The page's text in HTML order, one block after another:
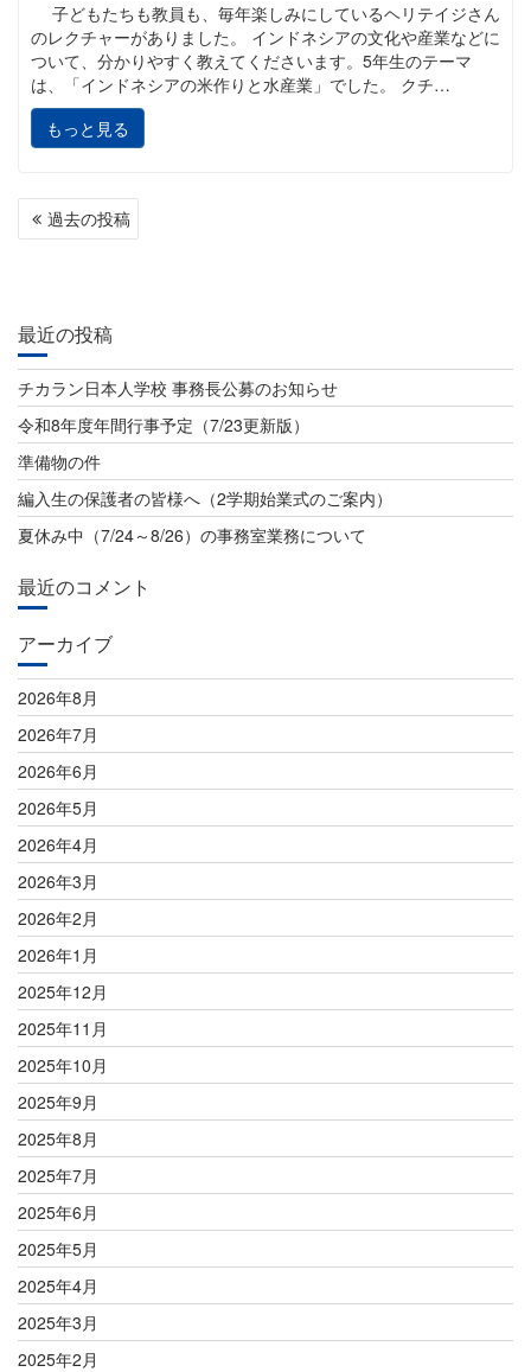
子どもたちも教員も、毎年楽しみにしているヘリテイジさん
のレクチャーがありました。 インドネシアの文化や産業などに
ついて、分かりやすく教えてくださいます。5年生のテーマ
は、「インドネシアの米作りと水産業」でした。 クチ…
もっと見る
投
稿
ビ
ゲ
ー
シ
ョ
ン
過去の投稿
最近の投稿
チカラン日本人学校 事務長公募のお知らせ
令和8年度年間行事予定（7/23更新版）
準備物の件
編入生の保護者の皆様へ（2学期始業式のご案内）
夏休み中（7/24～8/26）の事務室業務について
最近のコメント
アーカイブ
2026年8月
2026年7月
2026年6月
2026年5月
2026年4月
2026年3月
2026年2月
2026年1月
2025年12月
2025年11月
2025年10月
2025年9月
2025年8月
2025年7月
2025年6月
2025年5月
2025年4月
2025年3月
2025年2月